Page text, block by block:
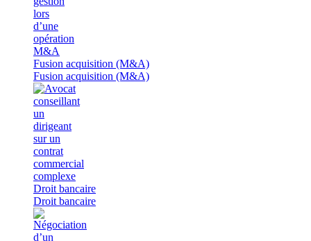
Fusion acquisition (M&A)
Fusion acquisition (M&A)
Droit bancaire
Droit bancaire